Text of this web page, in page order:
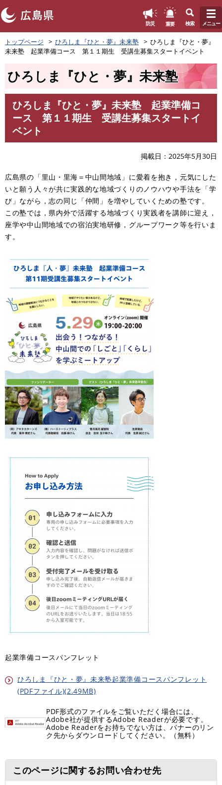
ペ
ー
ジ
防災 重要 検索 メニュー
トップページ ひろしま『ひと・夢』未来塾
ひろしま『ひと・夢』
未来塾 起業準備コース 第１１期生 受講生募集スタートイベント
ひろしま『ひと・夢』未来塾
ひろしま『ひと・夢』未来塾 起業準備コ
ース 第１１期生 受講生募集スタートイ
ベント
掲載日 2025年5月30日
広島県の「里山・里海＝中山間地域」に愛着を抱き，元気にした
いと願う人々が共に実践的な地域づくりのノウハウや手法を「学
び」ながら，志の同じ「仲間」を増やしていくための塾です。
この塾では，県内外で活躍する地域づくり実践者を講師に迎え，
座学や中山間地域での宿泊実地研修，グループワーク等を行いま
す。
起業準備コースパンフレット
ひろしま『ひと・夢』未来塾起業準備コースパンフレット
(PDFファイル)(2.49MB)
PDF形式のファイルをご覧いただく場合には、
Adobe社が提供するAdobe Readerが必要です。
Adobe Readerをお持ちでない方は、バナーのリン
ク先からダウンロードしてください。（無料）
このページに関するお問い合わせ先